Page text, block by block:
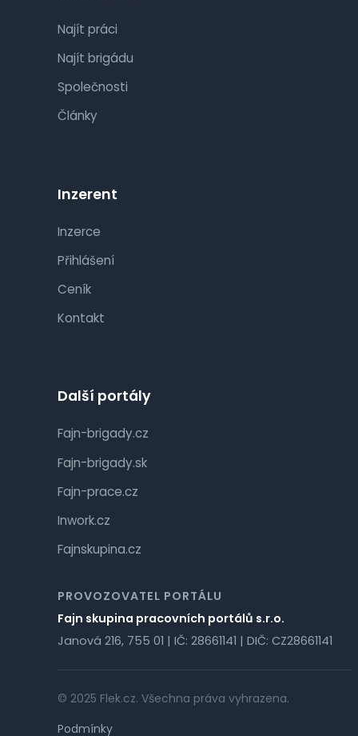
Najít práci
Najít brigádu
Společnosti
Články
Inzerent
Inzerce
Přihlášení
Ceník
Kontakt
Další portály
Fajn-brigady.cz
Fajn-brigady.sk
Fajn-prace.cz
Inwork.cz
Fajnskupina.cz
PROVOZOVATEL PORTÁLU
Fajn skupina pracovních portálů s.r.o.
Janová 216, 755 01 | IČ: 28661141 | DIČ: CZ28661141
© 2025 Flek.cz. Všechna práva vyhrazena.
Podmínky